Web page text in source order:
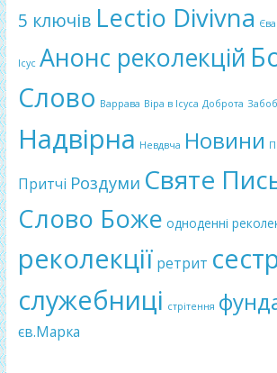
5 ключів Lectio Divivna
Ісус Анонс реколекцій
Слово Варрава Віра в Ісуса Доброта
Надвірна Невдвча Новини
Притчі Роздуми Святе
Слово Боже одноденні
реколекції ретрит
служебниці стрітення
єв.Марка